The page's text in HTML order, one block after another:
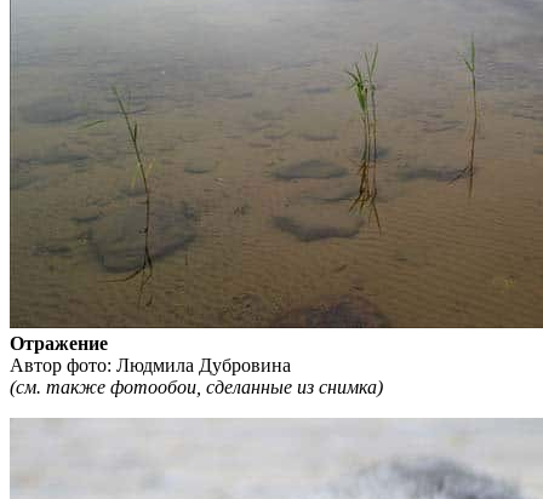
Отражение
Автор фото: Людмила Дубровина
(см. также фотообои , сделанные из снимка)